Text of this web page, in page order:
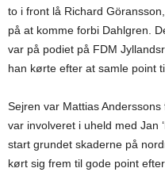
to i front lå Richard
på at komme forbi Dahlgren.
var på podiet på FDM
han kørte efter at samle point
Sejren var Mattias
var involveret i uheld med Jan
start grundet skaderne på
kørt sig frem til gode point